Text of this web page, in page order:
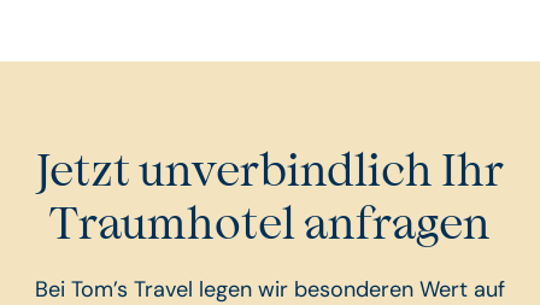
Jetzt unverbindlich Ihr
Traumhotel anfragen
Bei Tom’s Travel legen wir besonderen Wert auf